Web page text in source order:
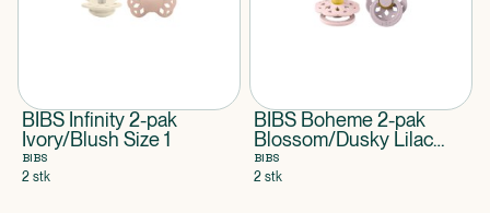
BIBS Infinity 2-pak
Ivory/Blush Size 1
BIBS
2 stk
BIBS Boheme 2-pak
Blossom/Dusky Lilac
Size 2
BIBS
2 stk